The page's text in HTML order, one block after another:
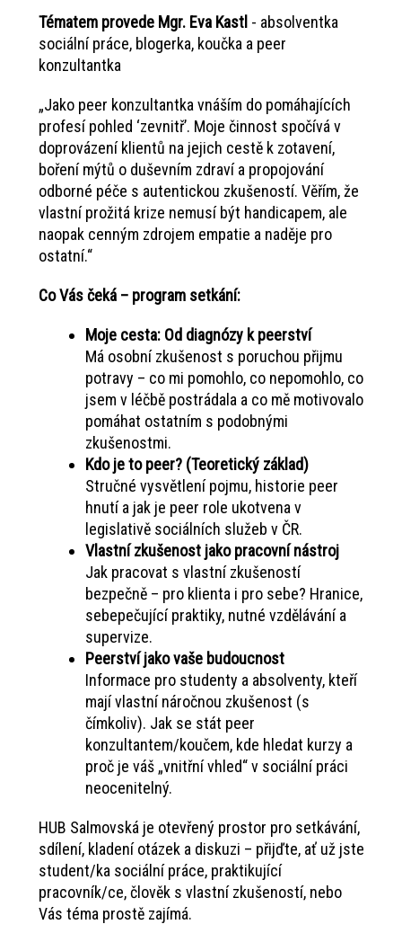
Tématem provede Mgr. Eva Kastl - absolventka
sociální práce, blogerka, koučka a peer
konzultantka
„Jako peer konzultantka vnáším do pomáhajících
profesí pohled ‘zevnitř’. Moje činnost spočívá v
doprovázení klientů na jejich cestě k zotavení,
boření mýtů o duševním zdraví a propojování
odborné péče s autentickou zkušeností. Věřím, že
vlastní prožitá krize nemusí být handicapem, ale
naopak cenným zdrojem empatie a naděje pro
ostatní.“
Co Vás čeká – program setkání:
Moje cesta: Od diagnózy k peerství
Má osobní zkušenost s poruchou přijmu
potravy – co mi pomohlo, co nepomohlo, co
jsem v léčbě postrádala a co mě motivovalo
pomáhat ostatním s podobnými
zkušenostmi.
Kdo je to peer? (Teoretický základ)
Stručné vysvětlení pojmu, historie peer
hnutí a jak je peer role ukotvena v
legislativě sociálních služeb v ČR.
Vlastní zkušenost jako pracovní nástroj
Jak pracovat s vlastní zkušeností
bezpečně – pro klienta i pro sebe? Hranice,
sebepečující praktiky, nutné vzdělávání a
supervize.
Peerství jako vaše budoucnost
Informace pro studenty a absolventy, kteří
mají vlastní náročnou zkušenost (s
čímkoliv). Jak se stát peer
konzultantem/koučem, kde hledat kurzy a
proč je váš „vnitřní vhled“ v sociální práci
neocenitelný.
HUB Salmovská je otevřený prostor pro setkávání,
sdílení, kladení otázek a diskuzi – přijďte, ať už jste
student/ka sociální práce, praktikující
pracovník/ce, člověk s vlastní zkušeností, nebo
Vás téma prostě zajímá.